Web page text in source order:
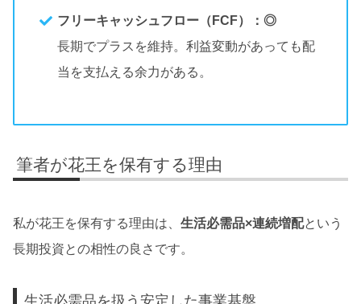
フリーキャッシュフロー（FCF）：◎
長期でプラスを維持。利益変動があっても配
当を支払える余力がある。
筆者が花王を保有する理由
私が花王を保有する理由は、 生活必需品×連続増配という
長期投資との相性の良さです。
生活必需品を扱う安定した事業基盤